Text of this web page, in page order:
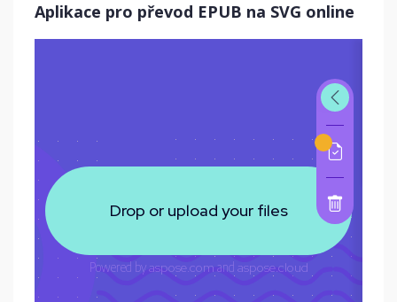
Aplikace pro převod EPUB na SVG online